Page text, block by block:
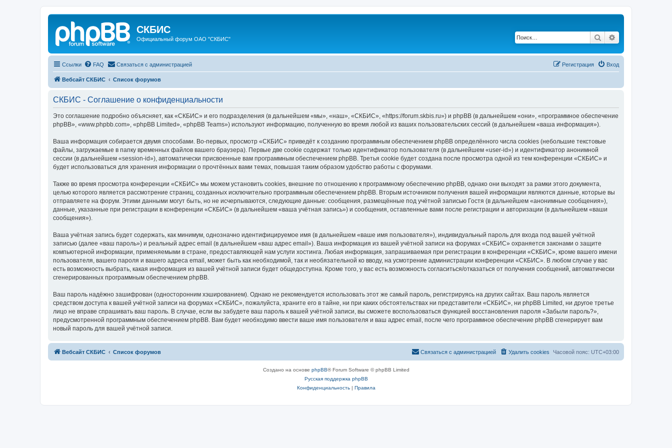
СКБИС
Официальный форум ОАО "СКБИС" Поиск
Ссылки FAQ Связаться с администрацией Вход
Регистрация
Вебсайт СКБИС Список форумов
СКБИС - Соглашение о конфиденциальности
Это соглашение подробно объясняет, как «СКБИС» и его подразделения (в дальнейшем «мы», «наш», «СКБИС», «https://forum.skbis.ru») и phpBB (в дальнейшем «они», «программное обеспечение
phpBB», «www.phpbb.com», «phpBB Limited», «phpBB Teams») используют информацию, полученную во время любой из ваших пользовательских сессий (в дальнейшем «ваша информация»).
Ваша информация собирается двумя способами. Во-первых, просмотр «СКБИС» приведёт к созданию программным обеспечением phpBB определённого числа cookies (небольшие текстовые
файлы, загружаемые в папку временных файлов вашего браузера). Первые две cookie содержат только идентификатор пользователя (в дальнейшем «user-id») и идентификатор анонимной
сессии (в дальнейшем «session-id»), автоматически присвоенные вам программным обеспечением phpBB. Третья cookie будет создана после просмотра одной из тем конференции «СКБИС» и
будет использоваться для хранения информации о прочтённых вами темах, повышая таким образом удобство работы с форумами.
Также во время просмотра конференции «СКБИС» мы можем установить cookies, внешние по отношению к программному обеспечению phpBB, однако они выходят за рамки этого документа,
целью которого является рассмотрение страниц, созданных исключительно программным обеспечением phpBB. Вторым источником получения вашей информации являются данные, которые вы
отправляете на форум. Этими данными могут быть, но не исчерпываются, следующие данные: сообщения, размещённые под учётной записью Гостя (в дальнейшем «анонимные сообщения»),
данные, указанные при регистрации в конференции «СКБИС» (в дальнейшем «ваша учётная запись») и сообщения, оставленные вами после регистрации и авторизации (в дальнейшем «ваши
сообщения»).
Ваша учётная запись будет содержать, как минимум, однозначно идентифицируемое имя (в дальнейшем «ваше имя пользователя»), индивидуальный пароль для входа под вашей учётной
записью (далее «ваш пароль») и реальный адрес email (в дальнейшем «ваш адрес email»). Ваша информация из вашей учётной записи на форумах «СКБИС» охраняется законами о защите
компьютерной информации, применяемыми в стране, предоставляющей нам услуги хостинга. Любая информация, запрашиваемая при регистрации в конференции «СКБИС», кроме вашего имени
пользователя, вашего пароля и вашего адреса email, может быть как необходимой, так и необязательной ко вводу, на усмотрение администрации конференции «СКБИС». В любом случае у вас
есть возможность выбрать, какая информация из вашей учётной записи будет общедоступна. Кроме того, у вас есть возможность согласиться/отказаться от получения сообщений, автоматически
сгенерированных программным обеспечением phpBB.
Ваш пароль надёжно зашифрован (односторонним хэшированием). Однако не рекомендуется использовать этот же самый пароль, регистрируясь на других сайтах. Ваш пароль является
средством доступа к вашей учётной записи на форумах «СКБИС», пожалуйста, храните его в тайне, ни при каких обстоятельствах ни представители «СКБИС», ни phpBB Limited, ни другое третье
лицо не вправе спрашивать ваш пароль. В случае, если вы забудете ваш пароль к вашей учётной записи, вы сможете воспользоваться функцией восстановления пароля «Забыли пароль?»,
предусмотренной программным обеспечением phpBB. Вам будет необходимо ввести ваше имя пользователя и ваш адрес email, после чего программное обеспечение phpBB сгенерирует вам
новый пароль для вашей учётной записи.
Вебсайт СКБИС Список форумов Часовой пояс: UTC+03:00
Удалить cookies
Связаться с администрацией
Создано на основе phpBB® Forum Software © phpBB Limited
Русская поддержка phpBB
Конфиденциальность| Правила